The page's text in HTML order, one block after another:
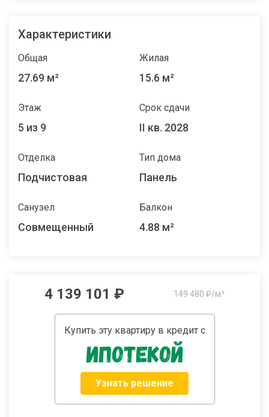
Характеристики
Общая
27.69 м²
Жилая
15.6 м²
Этаж
5 из 9
Срок сдачи
II кв. 2028
Отделка
Подчистовая
Тип дома
Панель
Санузел
Совмещенный
Балкон
4.88 м²
4 139 101 ₽ 149 480 ₽/м²
Купить эту квартиру в кредит с
Узнать решение